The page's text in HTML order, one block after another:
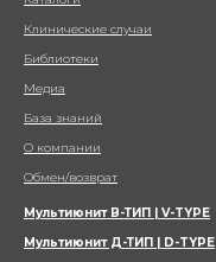
Клинические случаи
Библиотеки
Медиа
База знаний
О компании
Обмен/возврат
Мультиюнит В-ТИП | V-TYPE
Мультиюнит Д-ТИП | D-TYPE